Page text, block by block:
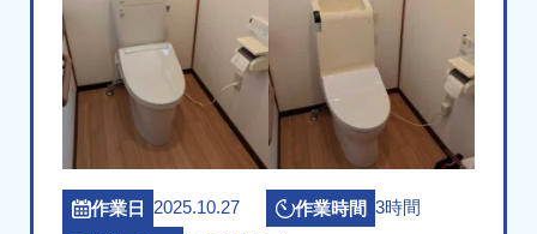
作業日 2025.10.27 作業時間 3時間